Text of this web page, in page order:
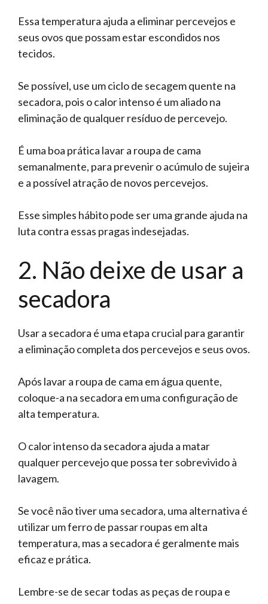
Essa temperatura ajuda a eliminar percevejos e
seus ovos que possam estar escondidos nos
tecidos.
Se possível, use um ciclo de secagem quente na
secadora, pois o calor intenso é um aliado na
eliminação de qualquer resíduo de percevejo.
É uma boa prática lavar a roupa de cama
semanalmente, para prevenir o acúmulo de sujeira
e a possível atração de novos percevejos.
Esse simples hábito pode ser uma grande ajuda na
luta contra essas pragas indesejadas.
2. Não deixe de usar a
secadora
Usar a secadora é uma etapa crucial para garantir
a eliminação completa dos percevejos e seus ovos.
Após lavar a roupa de cama em água quente,
coloque-a na secadora em uma configuração de
alta temperatura.
O calor intenso da secadora ajuda a matar
qualquer percevejo que possa ter sobrevivido à
lavagem.
Se você não tiver uma secadora, uma alternativa é
utilizar um ferro de passar roupas em alta
temperatura, mas a secadora é geralmente mais
eficaz e prática.
Lembre-se de secar todas as peças de roupa e